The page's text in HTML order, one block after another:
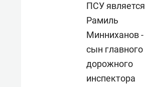
ПСУ является
Рамиль
Минниханов -
сын главного
дорожного
инспектора